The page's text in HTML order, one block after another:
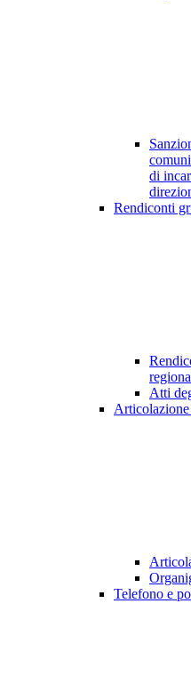
di
Rendiconti
Atti
Telefono e